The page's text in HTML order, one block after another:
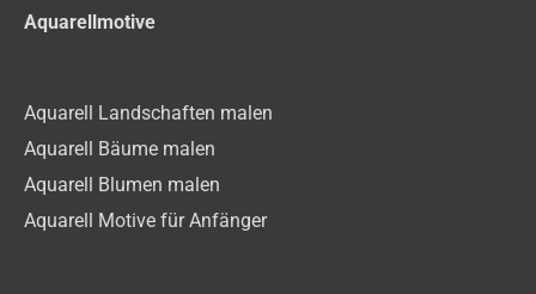
Aquarellmotive
Aquarell Landschaften malen
Aquarell Bäume malen
Aquarell Blumen malen
Aquarell Motive für Anfänger